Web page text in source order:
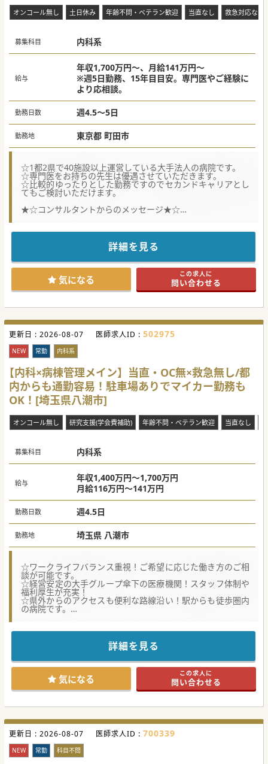
オンコール無し 土日休み 年齢不問・ベテラン歓迎 当直なし 救急対応なし
募集科目 内科系
給与
年収1,700万円～、月給141万円～
※週5日勤務、15年目目安。専門医やご経験に
より応相談。
勤務日数 週4.5～5日
勤務地 東京都 町田市
☆1都2県で40施設以上運営している大手法人の病院です。
☆専門医をお持ちの先生は優遇させていただきます。
☆比較的ゆったりとした勤務ですのでセカンドキャリアとし
てもご検討いただけます。
★☆コンサルタントからのメッセージ★☆
慢性期の患者様を主に受け入れている、緑豊かなエリアのケ
体制強化に伴う募集です。
詳細を見る
気になる この求人に
問い合わせる
更新日 : 2026-08-07 医師求人ID : 502975
NEW 常勤 内科系
【内科×病棟管理メイン】当直・OC無×救急無し/都
内からも通勤容易！駐車場ありでマイカー勤務も
OK！[埼玉県八潮市]
オンコール無し 研究支援(学会費補助) 年齢不問・ベテラン歓迎 当直なし
募集科目 内科系
給与
年収1,400万円～1,700万円
月給116万円～141万円
勤務日数 週4.5日
勤務地 埼玉県 八潮市
☆ワークライフバランス重視！ご希望に応じた働き方のご相
談が可能です。
☆経営安定の大手グループ傘下の医療機関！スタッフ体制や
福利厚生が充実！
☆県外からのアクセスも便利な路線沿い！駅からも徒歩圏内
の病院です。
当直、オンコール、救急対応、残業無し等、幅広いご相談が
基本の業務は療養病棟の管理のため、ゆったりめのご勤務が
可能です。
アクセス便利な路線沿いで、駅からも徒歩圏内のため、
県外在住の方も、ぜひお気軽にご相談ください。
#秋入職可
詳細を見る
気になる この求人に
問い合わせる
更新日 : 2026-08-07 医師求人ID : 700339
NEW 常勤 科目不問